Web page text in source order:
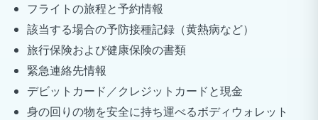
フライトの旅程と予約情報
該当する場合の予防接種記録（黄熱病など）
旅行保険および健康保険の書類
緊急連絡先情報
デビットカード／クレジットカードと現金
身の回りの物を安全に持ち運べるボディウォレット